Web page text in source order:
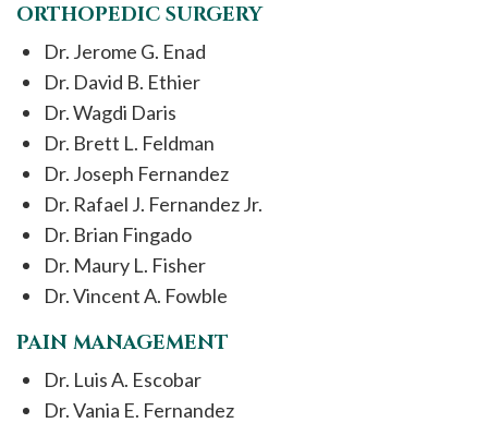
ORTHOPEDIC SURGERY
Dr. Jerome G. Enad
Dr. David B. Ethier
Dr. Wagdi Daris
Dr. Brett L. Feldman
Dr. Joseph Fernandez
Dr. Rafael J. Fernandez Jr.
Dr. Brian Fingado
Dr. Maury L. Fisher
Dr. Vincent A. Fowble
PAIN MANAGEMENT
Dr. Luis A. Escobar
Dr. Vania E. Fernandez